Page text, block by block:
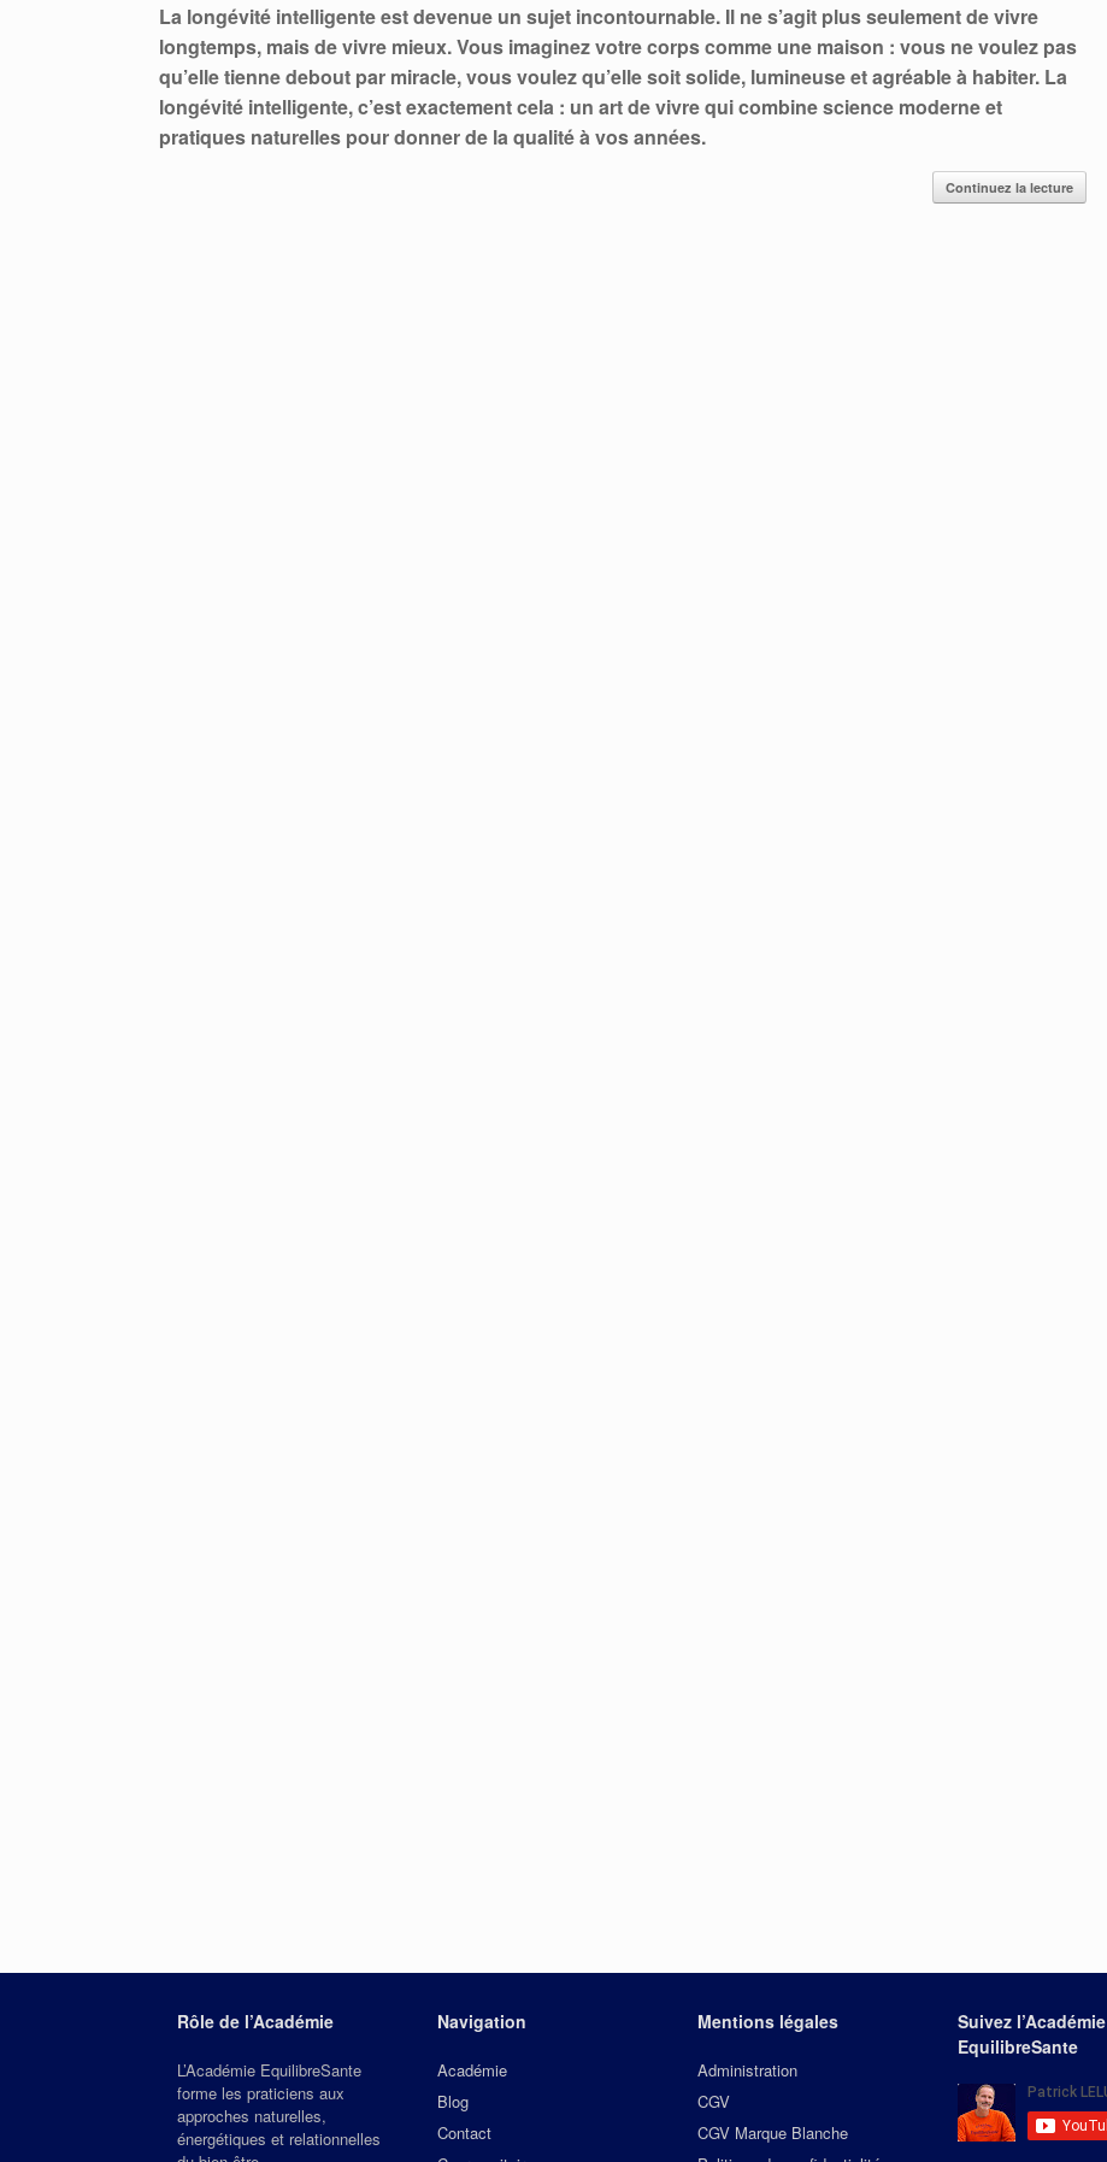
La longévité intelligente est devenue un sujet incontournable. Il ne s’agit plus seulement de vivre
longtemps, mais de vivre mieux. Vous imaginez votre corps comme une maison : vous ne voulez pas
qu’elle tienne debout par miracle, vous voulez qu’elle soit solide, lumineuse et agréable à habiter. La
longévité intelligente, c’est exactement cela : un art de vivre qui combine science moderne et
pratiques naturelles pour donner de la qualité à vos années.
Continuez la lecture
Rôle de l’Académie
L’Académie EquilibreSante
forme les praticiens aux
approches naturelles,
énergétiques et relationnelles
Navigation
Académie
Blog
Contact
Mentions légales
Administration
CGV
CGV Marque Blanche
Suivez l’Académie
EquilibreSante